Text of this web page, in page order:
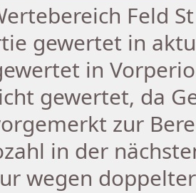
Feld
gewertet in
in
gewertet, da
zur
in der
wegen